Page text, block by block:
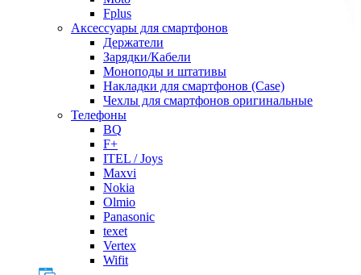
Fplus
Аксессуары для смартфонов
Держатели
Зарядки/Кабели
Моноподы и штативы
Накладки для смартфонов (Case)
Чехлы для смартфонов оригинальные
Телефоны
BQ
F+
ITEL / Joys
Maxvi
Nokia
Olmio
Panasonic
texet
Vertex
Wifit